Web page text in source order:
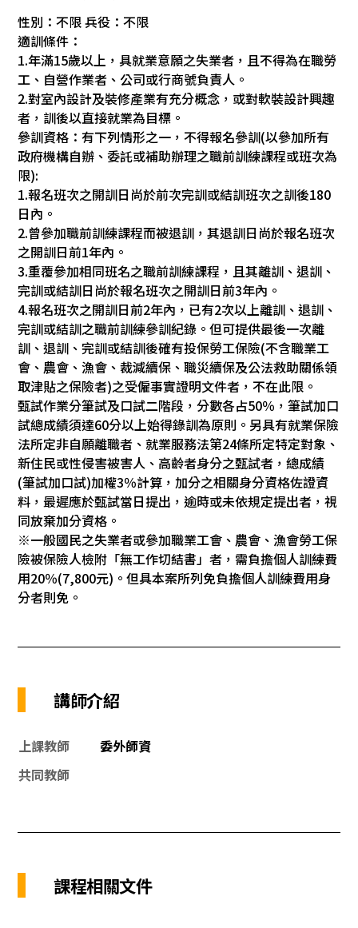
性別：不限 兵役：不限
適訓條件：
1.年滿15歲以上，具就業意願之失業者，且不得為在職勞
工、自營作業者、公司或行商號負責人。
2.對室內設計及裝修產業有充分概念，或對軟裝設計興趣
者，訓後以直接就業為目標。
參訓資格：有下列情形之一，不得報名參訓(以參加所有
政府機構自辦、委託或補助辦理之職前訓練課程或班次為
限):
1.報名班次之開訓日尚於前次完訓或結訓班次之訓後180
日內。
2.曾參加職前訓練課程而被退訓，其退訓日尚於報名班次
之開訓日前1年內。
3.重覆參加相同班名之職前訓練課程，且其離訓、退訓、
完訓或結訓日尚於報名班次之開訓日前3年內。
4.報名班次之開訓日前2年內，已有2次以上離訓、退訓、
完訓或結訓之職前訓練參訓紀錄。但可提供最後一次離
訓、退訓、完訓或結訓後確有投保勞工保險(不含職業工
會、農會、漁會、裁減續保、職災續保及公法救助關係領
取津貼之保險者)之受僱事實證明文件者，不在此限。
甄試作業分筆試及口試二階段，分數各占50％，筆試加口
試總成績須達60分以上始得錄訓為原則。另具有就業保險
法所定非自願離職者、就業服務法第24條所定特定對象、
新住民或性侵害被害人、高齡者身分之甄試者，總成績
(筆試加口試)加權3％計算，加分之相關身分資格佐證資
料，最遲應於甄試當日提出，逾時或未依規定提出者，視
同放棄加分資格。
※一般國民之失業者或參加職業工會、農會、漁會勞工保
險被保險人檢附「無工作切結書」者，需負擔個人訓練費
用20％(7,800元)。但具本案所列免負擔個人訓練費用身
分者則免。
講師介紹
上課教師
委外師資
共同教師
課程相關文件